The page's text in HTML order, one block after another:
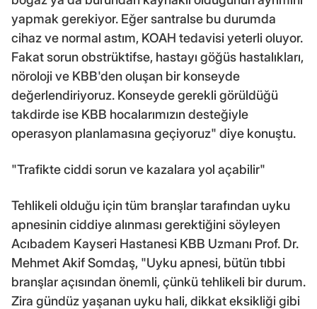
yapmak gerekiyor. Eğer santralse bu durumda
cihaz ve normal astım, KOAH tedavisi yeterli oluyor.
Fakat sorun obstrüktifse, hastayı göğüs hastalıkları,
nöroloji ve KBB'den oluşan bir konseyde
değerlendiriyoruz. Konseyde gerekli görüldüğü
takdirde ise KBB hocalarımızın desteğiyle
operasyon planlamasına geçiyoruz" diye konuştu.
"Trafikte ciddi sorun ve kazalara yol açabilir"
Tehlikeli olduğu için tüm branşlar tarafından uyku
apnesinin ciddiye alınması gerektiğini söyleyen
Acıbadem Kayseri Hastanesi KBB Uzmanı Prof. Dr.
Mehmet Akif Somdaş, "Uyku apnesi, bütün tıbbi
branşlar açısından önemli, çünkü tehlikeli bir durum.
Zira gündüz yaşanan uyku hali, dikkat eksikliği gibi